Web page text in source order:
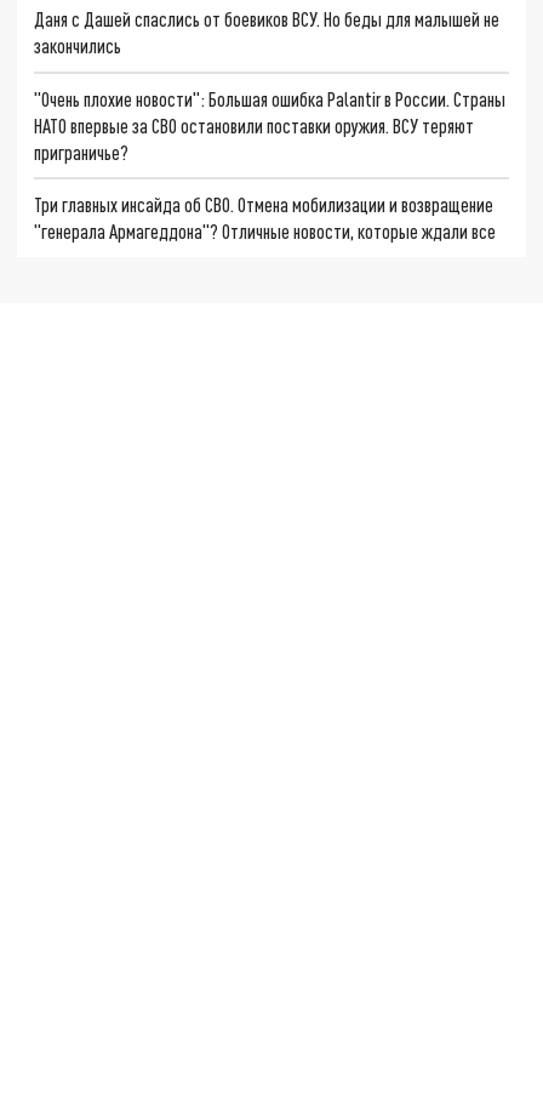
Даня с Дашей спаслись от боевиков ВСУ. Но беды для малышей не
закончились
"Очень плохие новости": Большая ошибка Palantir в России. Страны
НАТО впервые за СВО остановили поставки оружия. ВСУ теряют
приграничье?
Три главных инсайда об СВО. Отмена мобилизации и возвращение
"генерала Армагеддона"? Отличные новости, которые ждали все